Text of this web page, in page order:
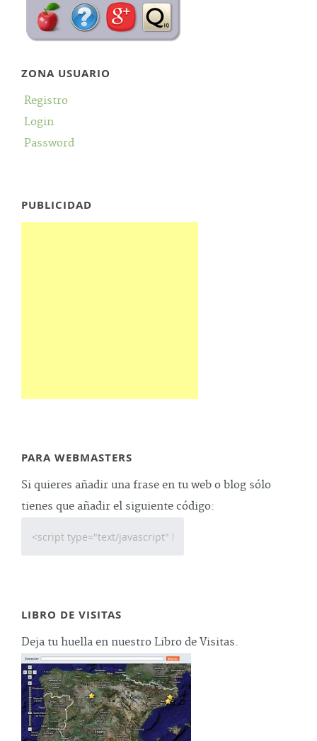
ZONA USUARIO
Registro
Login
Password
PUBLICIDAD
PARA WEBMASTERS
Si quieres añadir una frase en tu web o blog sólo
tienes que añadir el siguiente código:
LIBRO DE VISITAS
Deja tu huella en nuestro Libro de Visitas.